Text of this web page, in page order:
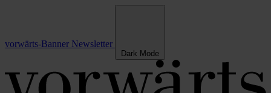
vorwärts-Banner Newsletter
Dark Mode